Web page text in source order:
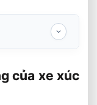
của xe xúc